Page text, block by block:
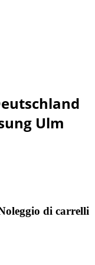
Ulm
di carrelli